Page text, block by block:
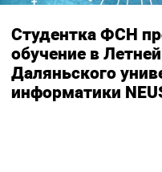
Студентка ФСН
обучение в
Даляньского
информатики